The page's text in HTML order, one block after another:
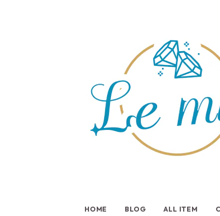
HOME BLOG ALL ITEM